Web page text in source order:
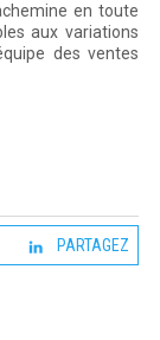
en toute
aux variations
des ventes
PARTAGEZ